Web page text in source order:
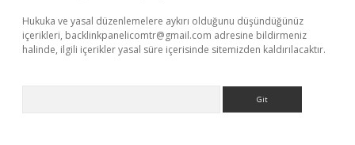
Hukuka ve yasal düzenlemelere aykırı olduğunu düşündüğünüz
içerikleri, backlinkpanelicomtr@gmail.com adresine bildirmeniz
halinde, ilgili içerikler yasal süre içerisinde sitemizden kaldırılacaktır.